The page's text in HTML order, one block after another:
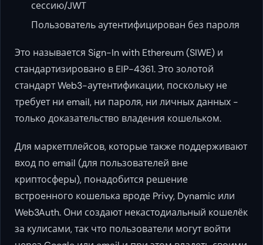
сессию/JWT
Пользователь аутентифицирован без пароля
Это называется Sign-In with Ethereum (SIWE) и
стандартизировано в EIP-4361. Это золотой
стандарт Web3-аутентификации, поскольку не
требует ни email, ни пароля, ни личных данных -
только доказательство владения кошельком.
Для маркетплейсов, которые также поддерживают
вход по email (для пользователей вне
криптосферы), понадобится решение
встроенного кошелька вроде Privy, Dynamic или
Web3Auth. Они создают некастодиальный кошелёк
за кулисами, так что пользователи могут войти